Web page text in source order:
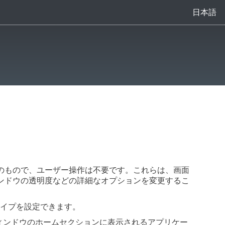
日本語
ので、ユーザー操作は不要です。これらは、画面
ウの透明度などの詳細なオプションを変更するこ
プを設定できます。
ドウのホームセクションに表示されるアプリケー